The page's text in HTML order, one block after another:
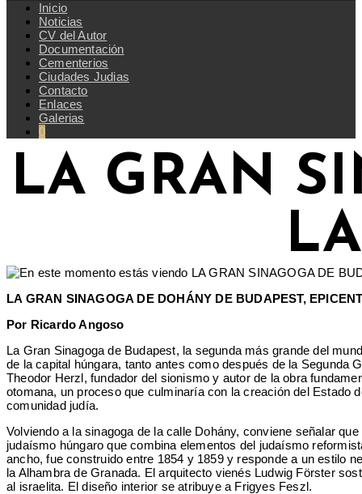
Inicio
Noticias
CV del Autor
Documentación
Cementerios
Ciudades Judias
Contacto
Enlaces
Galerias
0
LA GRAN
LA GRAN SINAGOGA DE DOHÁNY DE BUDAPEST,
Por Ricardo Angoso
La Gran Sinagoga de Budapest, la segunda más grande del
de la capital húngara, tanto antes como después de la Segunda
Theodor Herzl, fundador del sionismo y autor de la obra
otomana, un proceso que culminaría con la creación del Estado
comunidad judía.
Volviendo a la sinagoga de la calle Dohány, conviene señalar
judaísmo húngaro que combina elementos del judaísmo
ancho, fue construido entre 1854 y 1859 y responde a un estilo
la Alhambra de Granada. El arquitecto vienés Ludwig Förster
al israelita. El diseño interior se atribuye a Frigyes Feszl.